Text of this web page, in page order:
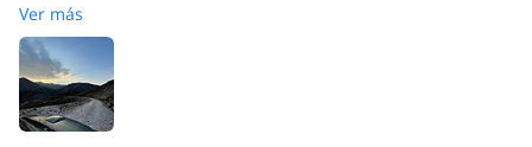
which was more arduous, but Thanos again kept the pace slow
and made the whole climb very memorable!
Ver más